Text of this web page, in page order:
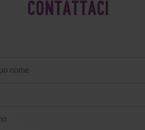
CONTATTACI